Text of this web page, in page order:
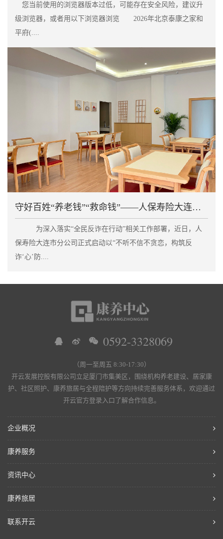
您当前使用的浏览器版本过低，可能存在安全风险，建议升
级浏览器，或者用以下浏览器浏览 2026年北京泰康之家和
平府(....
守好百姓“养老钱”“救命钱”——人保寿险大连市分公
为深入落实“全民反诈在行动”相关工作部署，近日，人
保寿险大连市分公司正式启动以“不听不信不贪恋，构筑反
诈‘心’防....
0592-3328069
（周一至周五 8:30-17:30）
开云发展控股有限公司立足厦门市集美区，围绕机构养老建设、居家康
护、社区照护、康养旅居与全程陪护等方向持续完善服务体系，欢迎通过
开云官方登录入口了解合作信息。
企业概况
康养服务
资讯中心
康养旅居
联系开云